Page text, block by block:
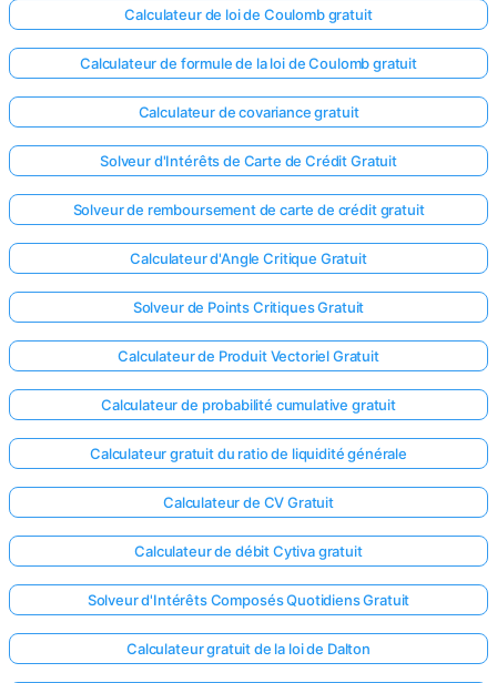
Calculateur de loi de Coulomb gratuit
Calculateur de formule de la loi de Coulomb gratuit
Calculateur de covariance gratuit
Solveur d'Intérêts de Carte de Crédit Gratuit
Solveur de remboursement de carte de crédit gratuit
Calculateur d'Angle Critique Gratuit
Solveur de Points Critiques Gratuit
Calculateur de Produit Vectoriel Gratuit
Calculateur de probabilité cumulative gratuit
Calculateur gratuit du ratio de liquidité générale
Calculateur de CV Gratuit
Calculateur de débit Cytiva gratuit
Solveur d'Intérêts Composés Quotidiens Gratuit
Calculateur gratuit de la loi de Dalton